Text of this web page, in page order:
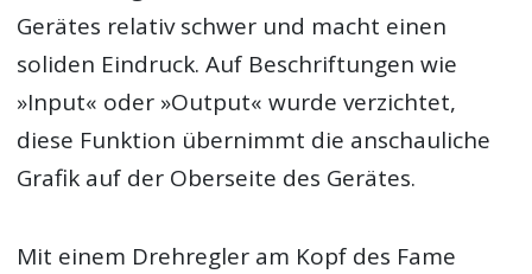
Gerätes relativ schwer und macht einen
soliden Eindruck. Auf Beschriftungen wie
»Input« oder »Output« wurde verzichtet,
diese Funktion übernimmt die anschauliche
Grafik auf der Oberseite des Gerätes.
Mit einem Drehregler am Kopf des Fame